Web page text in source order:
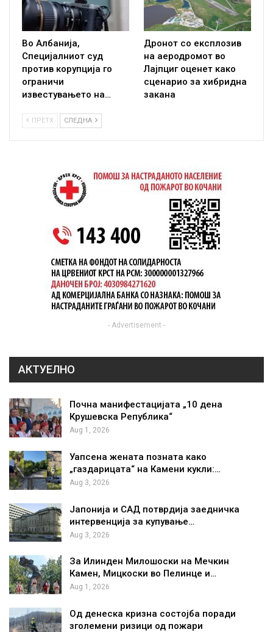
Во Албанија,
Специјалниот суд
против корупција го
ограничи
известувањето на…
Дронот со експлозив
на аеродромот во
Лајпциг оценет како
сценарио за хибридна
закана
ПРЕТХ СЛЕДНА
- Advertisement -
АКТУЕЛНО
Почна манифестацијата „10 дена
Крушевска Република“
Aug 1, 2026
Уапсена жената позната како
„газдарицата“ на Камени кукли:…
Aug 3, 2026
Јапонија и САД потврдија заедничка
интервенција за купување…
Aug 3, 2026
За Илинден Милошоски на Мечкин
Камен, Мицкоски во Пелинце и…
Aug 1, 2026
Од денеска кризна состојба поради
зголемени ризици од пожари